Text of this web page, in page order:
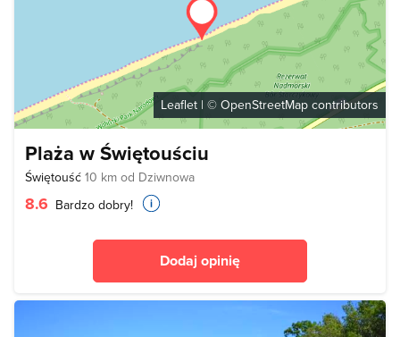
Leaflet | © OpenStreetMap contributors
Plaża w Świętouściu
Świętouść 10 km od Dziwnowa
8.6 Bardzo dobry!
Dodaj opinię